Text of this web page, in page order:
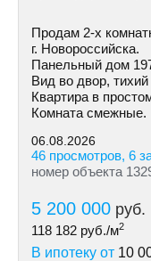
Продам 2-х
г. Новороссийска.
Панельный дом
Вид во двор,
Квартира в
Комната смежные.
06.08.2026
46 просмотров, 6
номер объекта
5 200 000 руб.
118 182 руб./м2
В ипотеку от 10